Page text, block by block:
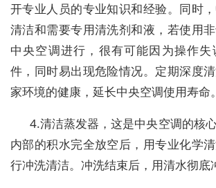
开专业人员的专业知识和经验。同时
清洁和需要专用清洗剂和液，若使用
中央空调进行，很有可能因为操作
件，同时易出现危险情况。定期深度
家环境的健康，延长中央空调使用寿命。
4.清洁蒸发器，这是中央空调的核
内部的积水完全放空后，用专业化学
行冲洗清洁。冲洗结束后，用清水彻底